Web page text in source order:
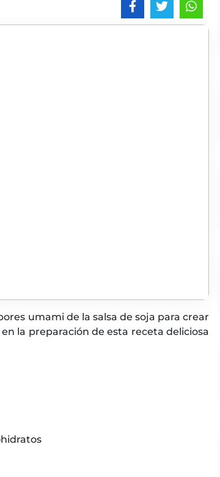
umami de la salsa de soja para crear
la preparación de esta receta deliciosa